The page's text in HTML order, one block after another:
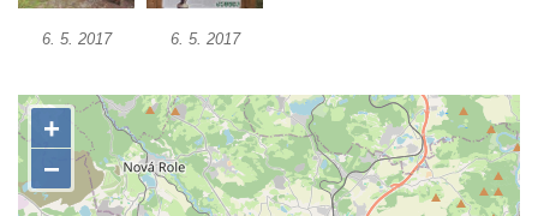
Socha Rosomák v ZOO Hluboká
Socha Beruška v ZOO Hluboká
Socha Volavka v ZOO Hluboká
Flamingo trůn v ZOO Hluboká
Lavička Kůň Převalského v ZOO Hluboká
6. 5. 2017 6. 5. 2017